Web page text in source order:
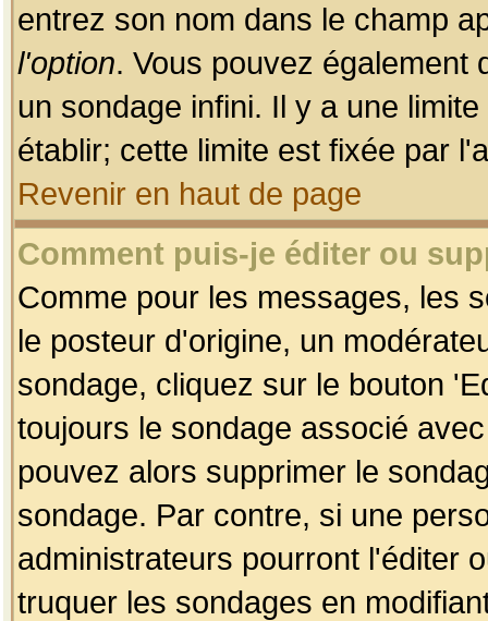
entrez son nom dans le champ
l'option. Vous pouvez également
un sondage infini. Il y a une
établir; cette limite est fixée par
Revenir en haut de page
Comment puis-je éditer ou
Comme pour les messages, les
le posteur d'origine, un
sondage, cliquez sur le bouton
toujours le sondage associé
pouvez alors supprimer le
sondage. Par contre, si une
administrateurs pourront l'éditer
truquer les sondages en